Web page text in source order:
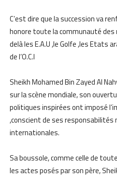
C’est dire que la succession va
honore toute la communauté
delà les E.A.U ,le Golfe ,les Etats
de l’O.C.I
Sheikh Mohamed Bin Zayed Al
sur la scène mondiale, son
politiques inspirées ont imposé
,conscient de ses
internationales.
Sa boussole, comme celle de
les actes posés par son père,